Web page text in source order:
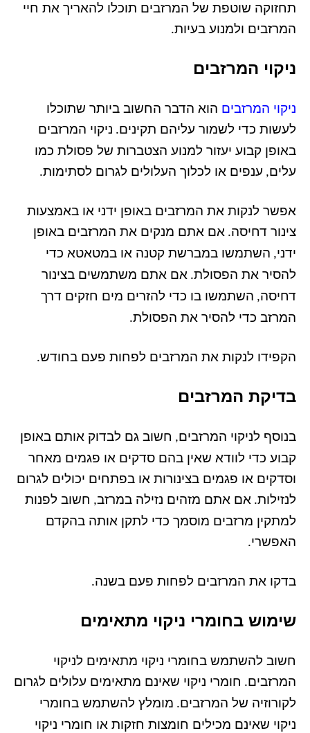
תחזוקה שוטפת של המרזבים תוכלו להאריך את חיי
המרזבים ולמנוע בעיות.
ניקוי המרזבים
ניקוי המרזבים הוא הדבר החשוב ביותר שתוכלו
לעשות כדי לשמור עליהם תקינים. ניקוי המרזבים
באופן קבוע יעזור למנוע הצטברות של פסולת כמו
עלים, ענפים או לכלוך העלולים לגרום לסתימות.
אפשר לנקות את המרזבים באופן ידני או באמצעות
צינור דחיסה. אם אתם מנקים את המרזבים באופן
ידני, השתמשו במברשת קטנה או במטאטא כדי
להסיר את הפסולת. אם אתם משתמשים בצינור
דחיסה, השתמשו בו כדי להזרים מים חזקים דרך
המרזב כדי להסיר את הפסולת.
הקפידו לנקות את המרזבים לפחות פעם בחודש.
בדיקת המרזבים
בנוסף לניקוי המרזבים, חשוב גם לבדוק אותם באופן
קבוע כדי לוודא שאין בהם סדקים או פגמים מאחר
וסדקים או פגמים בצינורות או בפתחים יכולים לגרום
לנזילות. אם אתם מזהים נזילה במרזב, חשוב לפנות
למתקין מרזבים מוסמך כדי לתקן אותה בהקדם
האפשרי.
בדקו את המרזבים לפחות פעם בשנה.
שימוש בחומרי ניקוי מתאימים
חשוב להשתמש בחומרי ניקוי מתאימים לניקוי
המרזבים. חומרי ניקוי שאינם מתאימים עלולים לגרום
לקורוזיה של המרזבים. מומלץ להשתמש בחומרי
ניקוי שאינם מכילים חומצות חזקות או חומרי ניקוי